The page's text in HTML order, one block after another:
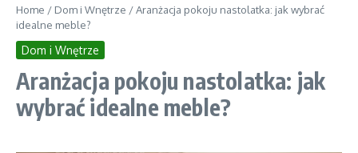
Home / Dom i Wnętrze /Aranżacja pokoju nastolatka: jak wybrać
idealne meble?
Dom i Wnętrze
Aranżacja pokoju nastolatka: jak
wybrać idealne meble?